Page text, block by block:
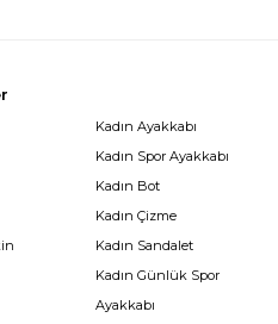
Kadın Ayakkabı
Kadın Spor Ayakkabı
Kadın Bot
Kadın Çizme
Kadın Sandalet
Kadın Günlük Spor
Ayakkabı